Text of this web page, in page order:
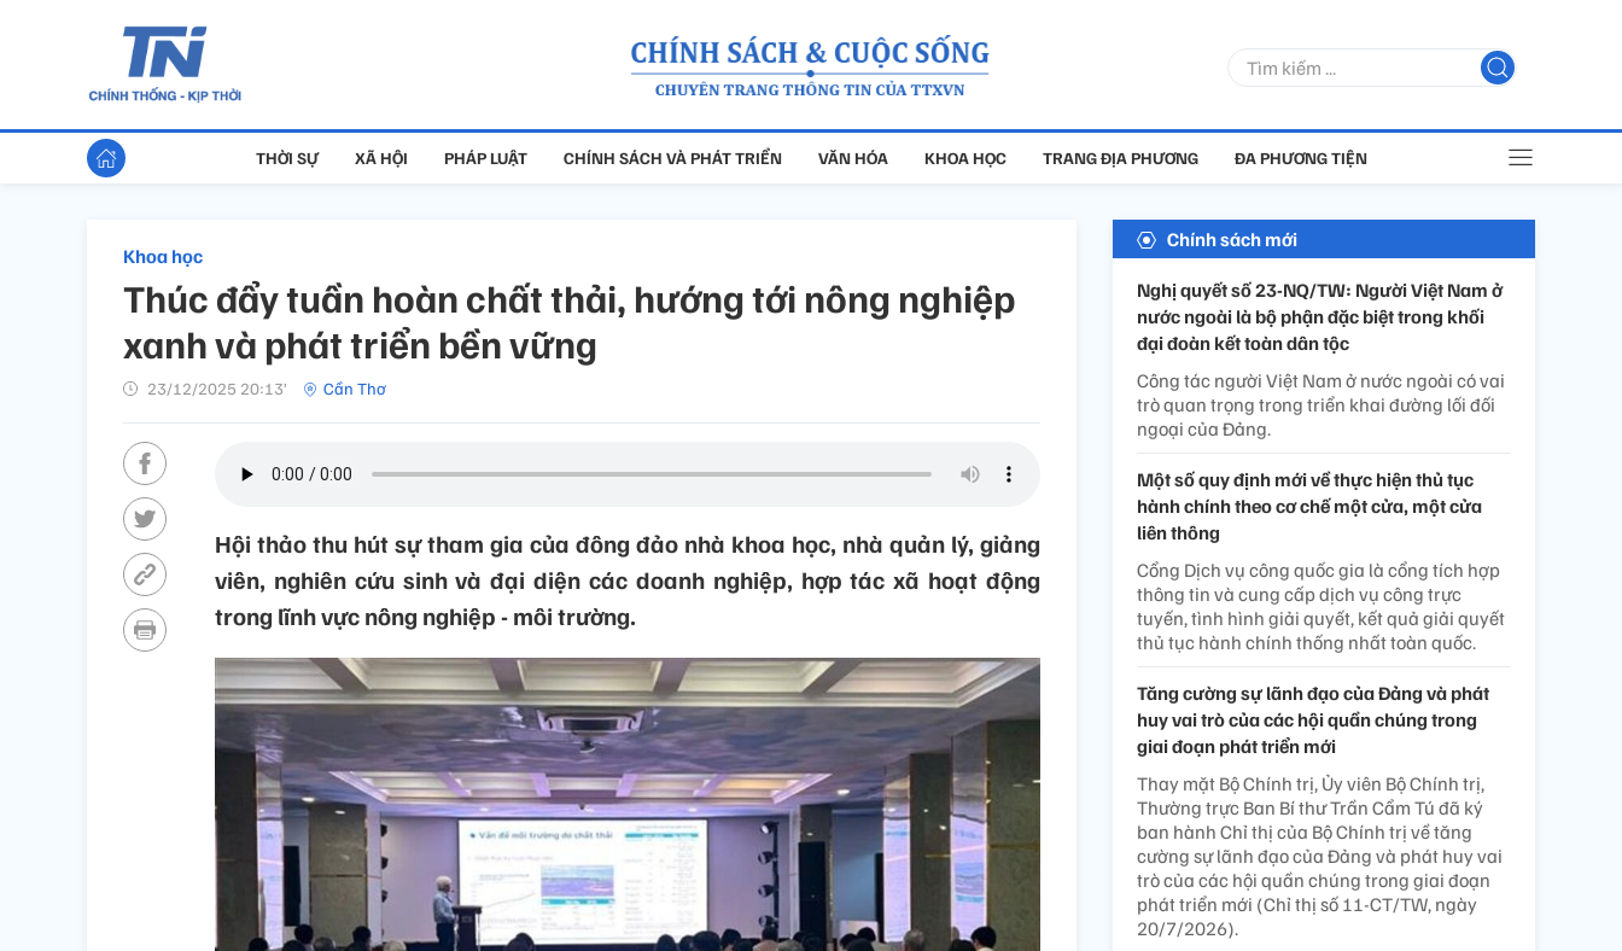
THỜI SỰ XÃ HỘI PHÁP LUẬT CHÍNH SÁCH VÀ PHÁT TRIỂN VĂN HÓA KHOA HỌC TRANG ĐỊA PHƯƠNG ĐA PHƯƠNG TIỆN
Khoa học
Thúc đẩy tuần hoàn chất thải, hướng tới nông nghiệp
xanh và phát triển bền vững
23/12/2025 20:13’ Cần Thơ
Hội thảo thu hút sự tham gia của đông đảo nhà khoa học, nhà quản lý, giảng
viên, nghiên cứu sinh và đại diện các doanh nghiệp, hợp tác xã hoạt động
trong lĩnh vực nông nghiệp - môi trường.
Chính sách mới
Nghị quyết số 23-NQ/TW: Người Việt Nam ở
nước ngoài là bộ phận đặc biệt trong khối
đại đoàn kết toàn dân tộc
Công tác người Việt Nam ở nước ngoài có vai
trò quan trọng trong triển khai đường lối đối
ngoại của Đảng.
Một số quy định mới về thực hiện thủ tục
hành chính theo cơ chế một cửa, một cửa
liên thông
Cổng Dịch vụ công quốc gia là cổng tích hợp
thông tin và cung cấp dịch vụ công trực
tuyến, tình hình giải quyết, kết quả giải quyết
thủ tục hành chính thống nhất toàn quốc.
Tăng cường sự lãnh đạo của Đảng và phát
huy vai trò của các hội quần chúng trong
giai đoạn phát triển mới
Thay mặt Bộ Chính trị, Ủy viên Bộ Chính trị,
Thường trực Ban Bí thư Trần Cẩm Tú đã ký
ban hành Chỉ thị của Bộ Chính trị về tăng
cường sự lãnh đạo của Đảng và phát huy vai
trò của các hội quần chúng trong giai đoạn
phát triển mới (Chỉ thị số 11-CT/TW, ngày
20/7/2026).